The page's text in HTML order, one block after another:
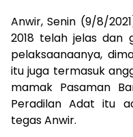
Anwir, Senin (9/8/
2018 telah jelas dan
pelaksaanaanya,
itu juga termasuk
mamak Pasaman
Peradilan Adat itu
tegas Anwir.